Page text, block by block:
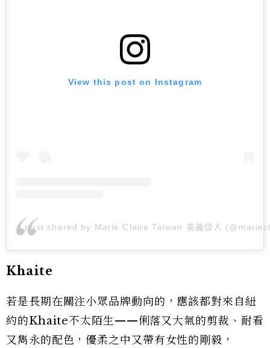
View this post on Instagram
A post shared by Marie Claire Taiwan 美麗佳人
Khaite
若是長期在關注小眾品牌動向的，應該都對來自紐
約的Khaite不太陌生——俐落又大氣的剪裁、耐看
又雋永的配色，優柔之中又帶有女性的剛毅，